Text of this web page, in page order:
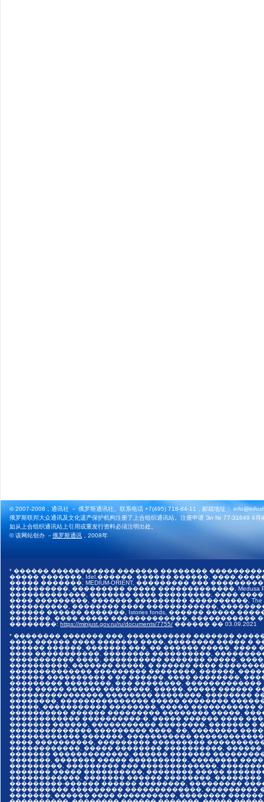
© 2007-2008，通讯社 － 俄罗斯通讯社。联系电话 +7(495) 718-84-11，邮箱地址：
俄罗斯联邦大众通讯及文化遗产保护机构注册了上合组织通讯站。注册申请 Эл № 77-31649 4月
如从上合组织通讯站上引用或重发行资料必须注明出处。
© 该网站创办 －俄罗斯通讯 ，2008年
* ������ ����������� ������� ��������
����� �������, Idel.������, ������.������,
����� �������, MEDIUM-ORIENT, ��������� ���
����������, ��������� ����� �������������, Medusa
�������������, ������� ���� ���������, ����
���� ���������, ������� ��������� ����������,
����������, �������� ���� ������������,
������ ������ �������, Istories fonds, ������ �����
�������, ���� ����� �������������, �����������
��������: https://minjust.gov.ru/ru/documents/7755/ ������ �� 03.09.2021
* �������� ������� ���, ����������� �������
���� ������ ���� ������� ����, �������� ����� �
������ ������, �������.���, �� ������ �����,
���� �����������, �������� ����������,
����������� ����, ���������� ������� �����,
����������, ������� �����, � ������ ����
�������������� ��������� ��������, ������,
������ ���������� � �� ������, ���� ��������,
��������� ��������, ��� ��������,
���� ����� ������ ��������, �����, ����� ������
���������������� �������� ��������, ��������
��������, ��������������� ����� ��������
�����, ����������� ��������, ����� �����������
���������� ������ ��������� �������� �����,
������������ ����������-�, ����� ������ ����
������� ������, ����������� ��������, �������
�������������� ��������� ����. ��, ��������
������������ �������, �����������
���� ����������, ��������� ���������
������������, ����� �������� ����������,
������� �������������, ������ �������
�������, ������� ����� ����������, ��������
���������, ��������� ��� �������������,
������� ����� ����������, �������� �����
������������, ������� ������ ��������,
���������-������ ������ ��������, ���������
���������� ��������� �������������, ���������
�������, ������ ���� ����������, ��������